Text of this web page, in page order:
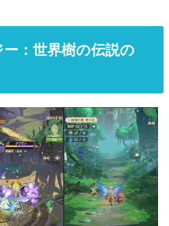
：世界樹の伝説の